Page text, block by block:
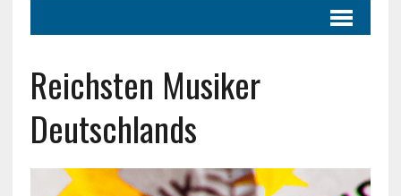
Reichsten Musiker
Deutschlands